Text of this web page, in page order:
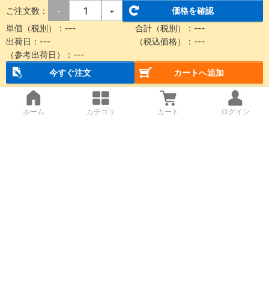
ご注文数： - +
価格を確認
単価（税別）： --- 合計（税別）： ---
出荷日： --- （税込価格）： ---
（参考出荷日）： ---
今すぐ注文
カートへ追加
ホーム カテゴリ カート ログイン